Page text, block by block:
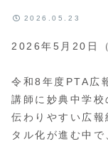
2026.05.23
2026年5月20日（
令和8年度PTA広
講師に妙典中学校
伝わりやすい広
タル化が進む中